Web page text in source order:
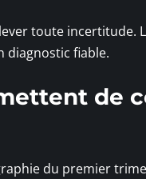
toute incertitude.
diagnostic fiable.
de
du premier